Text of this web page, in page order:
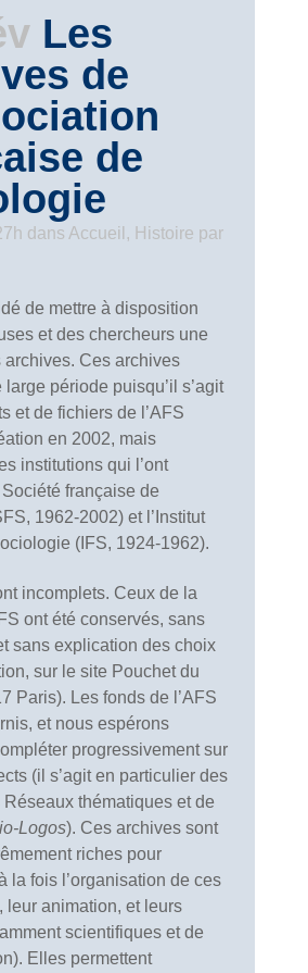
Les
de
de
dans Accueil , Histoire par
de mettre à disposition
et des chercheurs une
archives. Ces archives
période puisqu’il s’agit
et de fichiers de l’AFS
en 2002, mais
institutions qui l’ont
française de
1962-2002) et l’Institut
(IFS, 1924-1962).
incomplets. Ceux de la
ont été conservés, sans
sans explication des choix
sur le site Pouchet du
Paris). Les fonds de l’AFS
et nous espérons
progressivement sur
(il s’agit en particulier des
thématiques et de
Logos). Ces archives sont
riches pour
la fois l’organisation de ces
leur animation, et leurs
scientifiques et de
Elles permettent